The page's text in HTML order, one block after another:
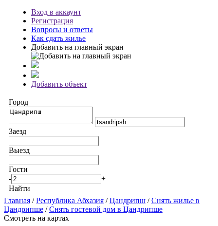
Вход в аккаунт
Регистрация
Вопросы и ответы
Как сдать жилье
Добавить на главный экран
Добавить объект
Город
Заезд
Выезд
Гости
-
+
Найти
Главная /Республика Абхазия /Цандрипш /Снять жилье в
Цандрипше /Снять гостевой дом в Цандрипше
Смотреть на картах